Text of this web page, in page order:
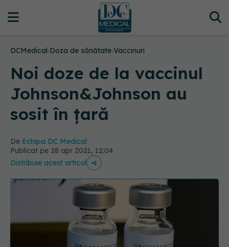
DCMedical›Doza de sănătate›Vaccinuri
Noi doze de la vaccinul
Johnson&Johnson au
sosit în țară
De Echipa DC Medical
Publicat pe 28 apr 2021, 12:04
Distribuie acest articol